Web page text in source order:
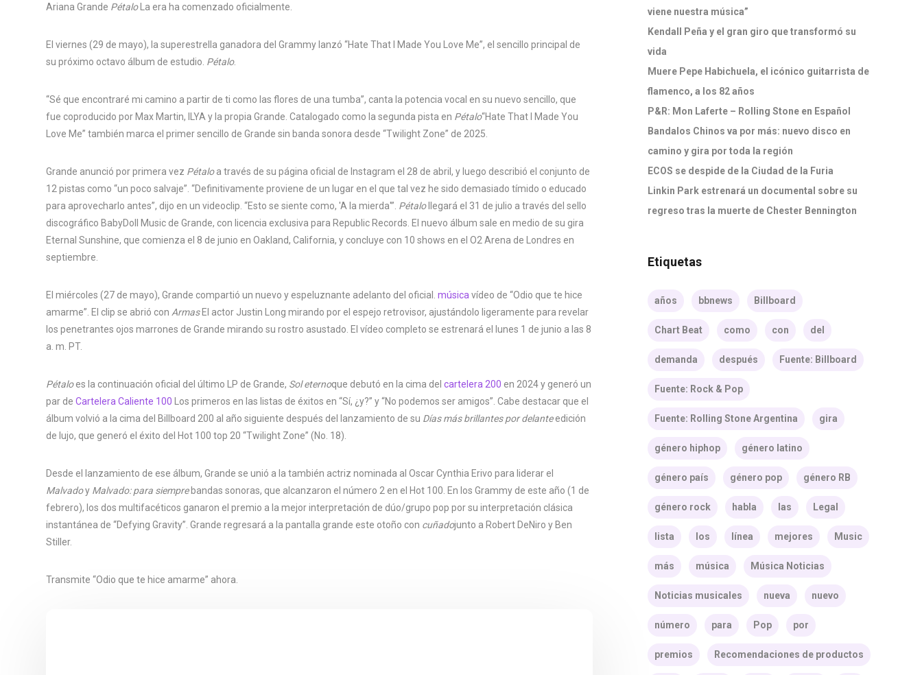
Ariana Grande PétaloLa era ha comenzado oficialmente.
El viernes (29 de mayo), la superestrella ganadora del Grammy lanzó “Hate That I Made You Love Me”, el sencillo principal de
su próximo octavo álbum de estudio. Pétalo.
“Sé que encontraré mi camino a partir de ti como las flores de una tumba”, canta la potencia vocal en su nuevo sencillo, que
fue coproducido por Max Martin, ILYA y la propia Grande. Catalogado como la segunda pista en Pétalo“Hate That I Made You
Love Me” también marca el primer sencillo de Grande sin banda sonora desde “Twilight Zone” de 2025.
Grande anunció por primera vez Pétaloa través de su página oficial de Instagram el 28 de abril, y luego describió el conjunto de
12 pistas como “un poco salvaje”. “Definitivamente proviene de un lugar en el que tal vez he sido demasiado tímido o educado
para aprovecharlo antes”, dijo en un videoclip. “Esto se siente como, 'A la mierda'”. Pétalollegará el 31 de julio a través del sello
discográfico BabyDoll Music de Grande, con licencia exclusiva para Republic Records. El nuevo álbum sale en medio de su gira
Eternal Sunshine, que comienza el 8 de junio en Oakland, California, y concluye con 10 shows en el O2 Arena de Londres en
septiembre.
El miércoles (27 de mayo), Grande compartió un nuevo y espeluznante adelanto del oficial. música vídeo de “Odio que te hice
amarme”. El clip se abrió con ArmasEl actor Justin Long mirando por el espejo retrovisor, ajustándolo ligeramente para revelar
los penetrantes ojos marrones de Grande mirando su rostro asustado. El vídeo completo se estrenará el lunes 1 de junio a las 8
a. m. PT.
Pétaloes la continuación oficial del último LP de Grande, Sol eternoque debutó en la cima del cartelera 200 en 2024 y generó un
par de Cartelera Caliente 100 Los primeros en las listas de éxitos en “Sí, ¿y?” y “No podemos ser amigos”. Cabe destacar que el
álbum volvió a la cima del Billboard 200 al año siguiente después del lanzamiento de su Días más brillantes por delanteedición
de lujo, que generó el éxito del Hot 100 top 20 “Twilight Zone” (No. 18).
Desde el lanzamiento de ese álbum, Grande se unió a la también actriz nominada al Oscar Cynthia Erivo para liderar el
Malvadoy Malvado: para siemprebandas sonoras, que alcanzaron el número 2 en el Hot 100. En los Grammy de este año (1 de
febrero), los dos multifacéticos ganaron el premio a la mejor interpretación de dúo/grupo pop por su interpretación clásica
instantánea de “Defying Gravity”. Grande regresará a la pantalla grande este otoño con cuñadojunto a Robert DeNiro y Ben
Stiller.
Transmite “Odio que te hice amarme” ahora.
viene nuestra música”
Kendall Peña y el gran giro que transformó su
vida
Muere Pepe Habichuela, el icónico guitarrista de
flamenco, a los 82 años
P&R: Mon Laferte – Rolling Stone en Español
Bandalos Chinos va por más: nuevo disco en
camino y gira por toda la región
ECOS se despide de la Ciudad de la Furia
Linkin Park estrenará un documental sobre su
regreso tras la muerte de Chester Bennington
Etiquetas
años bbnews Billboard
Chart Beat como con del
demanda después Fuente: Billboard
Fuente: Rock & Pop
Fuente: Rolling Stone Argentina gira
género hiphop género latino
género país género pop género RB
género rock habla las Legal
lista los línea mejores Music
más música Música Noticias
Noticias musicales nueva nuevo
número para Pop por
premios Recomendaciones de productos